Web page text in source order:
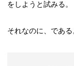
をしようと試みる。
それなのに、である